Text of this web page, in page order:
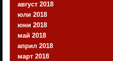
август 2018
юли 2018
юни 2018
май 2018
април 2018
март 2018